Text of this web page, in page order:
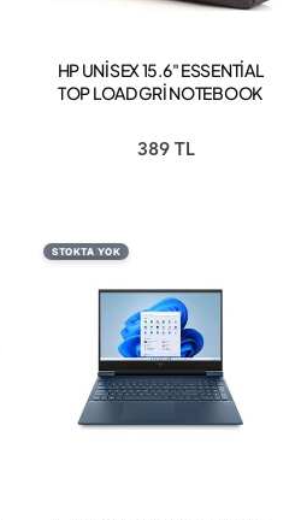
HP UNİSEX 15.6" ESSENTİAL
TOP LOAD GRİ NOTEBOOK
389 TL
STOKTA YOK